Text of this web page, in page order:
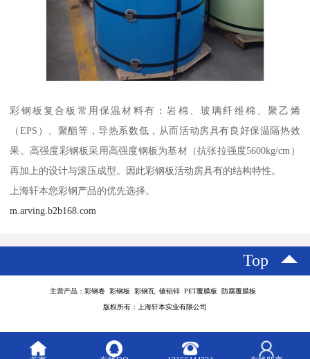
彩钢板复合板常用保温材料有：岩棉、玻璃纤维棉、聚乙烯
（EPS）、聚酯等，导热系数低，从而活动房具有良好保温隔热效
果。高强度彩钢板采用高强度钢板为基材（抗张拉强度5600kg/cm）
再加上的设计与滚压成型。因此彩钢板活动房具有的结构特性。
上海轩本您彩钢产品的优先选择。
m.arving.b2b168.com
Top
主营产品：彩钢卷 彩钢板 彩钢瓦 镀铝锌 PET覆膜板 防腐覆膜板
版权所有：上海轩本实业有限公司